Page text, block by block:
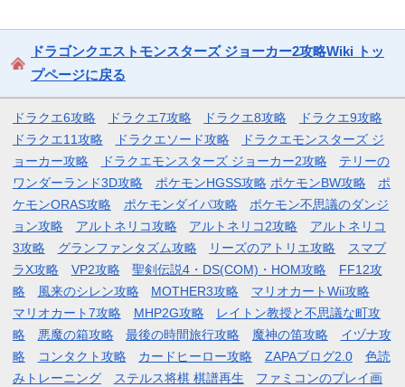
ドラゴンクエストモンスターズ ジョーカー2攻略Wiki トッ
プページに戻る
ドラクエ6攻略 ドラクエ7攻略 ドラクエ8攻略
ドラクエ9攻略
ドラクエ11攻略
ドラクエソード攻略
ドラクエモンスターズ ジ
ョーカー攻略
ドラクエモンスターズ ジョーカー2攻略
テリーの
ワンダーランド3D攻略
ポケモンHGSS攻略 ポケモンBW攻略
ポ
ケモンORAS攻略
ポケモンダイパ攻略
ポケモン不思議のダンジ
ョン攻略
アルトネリコ攻略 アルトネリコ2攻略
アルトネリコ
3攻略
グランファンタズム攻略 リーズのアトリエ攻略
スマブ
ラX攻略
VP2攻略 聖剣伝説4・DS(COM)・HOM攻略
FF12攻
略
風来のシレン攻略 MOTHER3攻略
マリオカートWii攻略
マリオカート7攻略
MHP2G攻略
レイトン教授と不思議な町攻
略
悪魔の箱攻略 最後の時間旅行攻略 魔神の笛攻略
イヅナ攻
略
コンタクト攻略 カードヒーロー攻略 ZAPAブログ2.0
色読
みトレーニング
ステルス将棋 棋譜再生 ファミコンのプレイ画